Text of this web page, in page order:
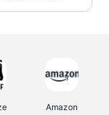
Amazon